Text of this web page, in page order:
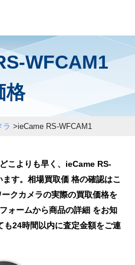
WFCAM1
格
ラ >ieCame RS-WFCAM1
こよりも早く、ieCame RS-
す。相場買取価 格の確認はこ
クカメラの実際の買取価格を
ォームから商品の詳細 をお知
も24時間以内に査定金額をご連